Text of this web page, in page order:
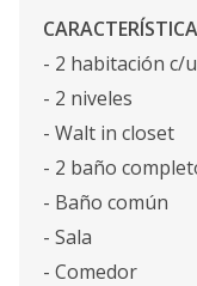
- 2 habitación c/
- 2 niveles
- Walt in closet
- 2 baño
- Baño común
- Sala
- Comedor